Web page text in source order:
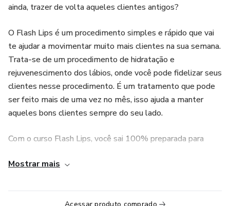
ainda, trazer de volta aqueles clientes antigos?
O Flash Lips é um procedimento simples e rápido que vai
te ajudar a movimentar muito mais clientes na sua semana.
Trata-se de um procedimento de hidratação e
rejuvenescimento dos lábios, onde você pode fidelizar seus
clientes nesse procedimento. É um tratamento que pode
ser feito mais de uma vez no mês, isso ajuda a manter
aqueles bons clientes sempre do seu lado.
Com o curso Flash Lips, você sai 100% preparada para
sua profissão.
No curso você irá encontrar aulas teóricas e práticas, que
Mostrar mais